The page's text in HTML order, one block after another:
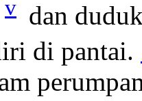
v dan
di pantai.